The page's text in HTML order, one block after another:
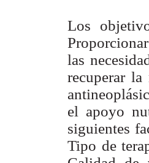
Los
las
recuperar la
el apoyo
siguientes
Tipo de